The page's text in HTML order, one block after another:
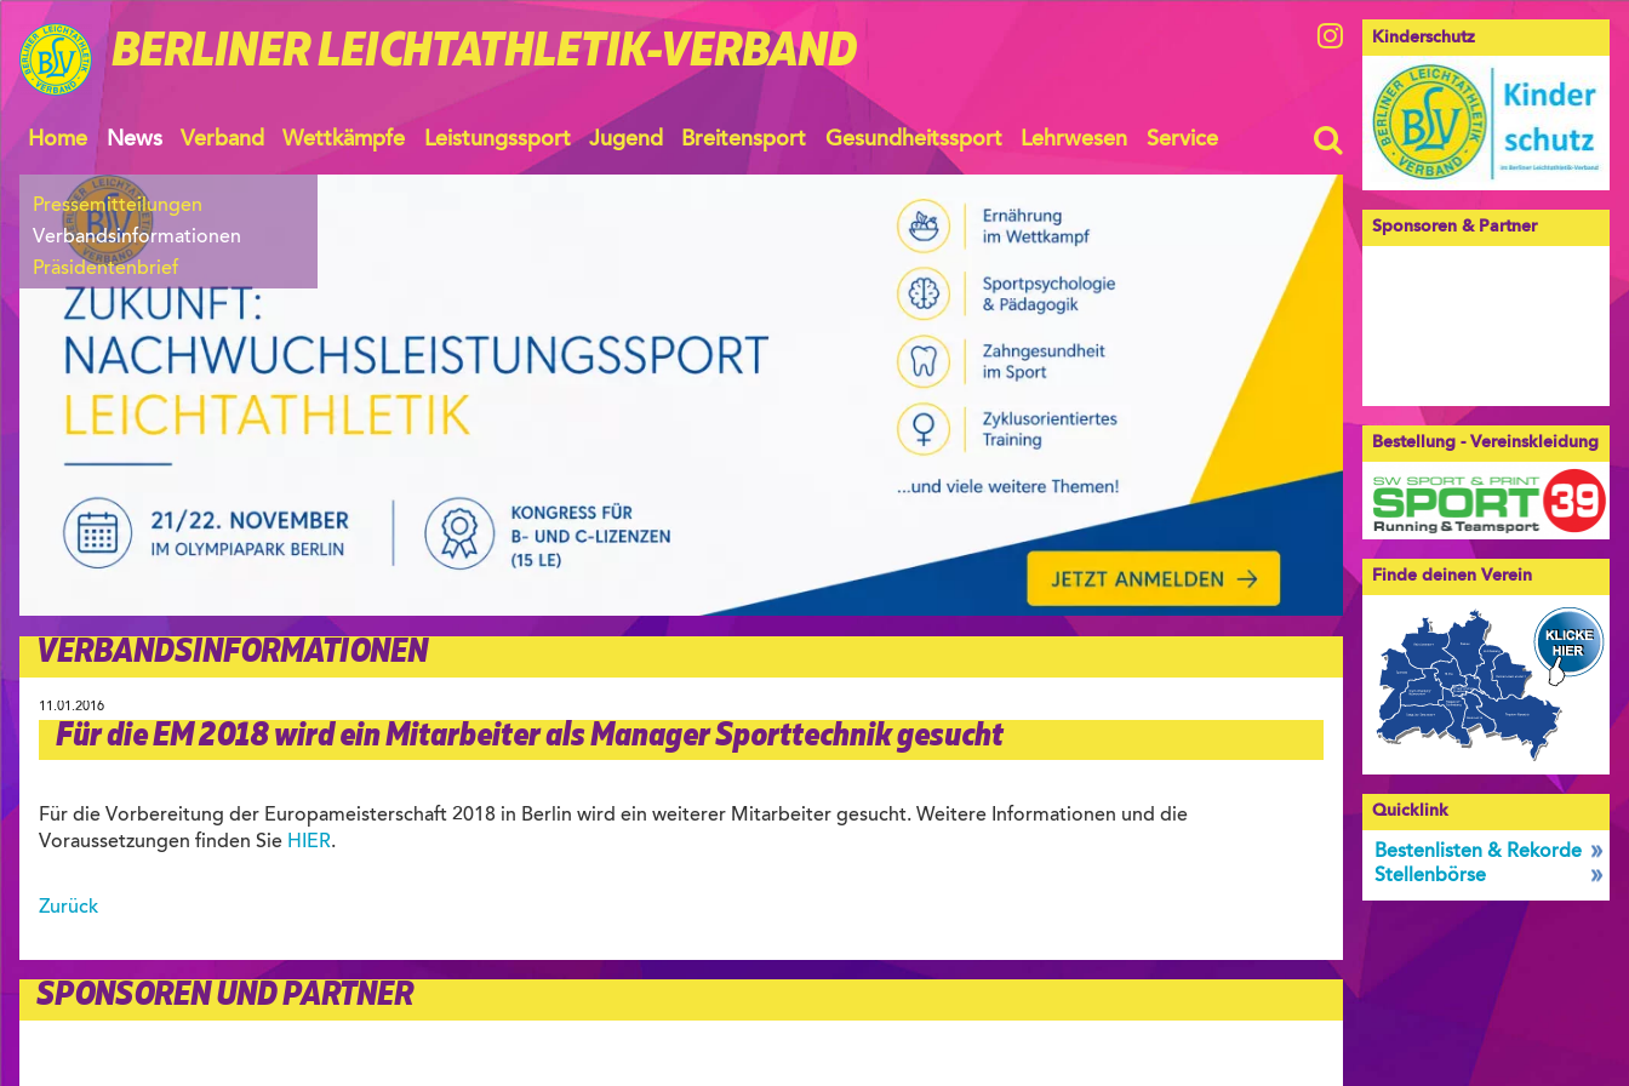
BERLINERLEICHTATHLETIK-VERBAND
Home News Verband Wettkämpfe Leistungssport Jugend Breitensport Gesundheitssport Lehrwesen Service
Pressemitteilungen
Verbandsinformationen
Präsidentenbrief
VERBANDSINFORMATIONEN
11.01.2016
Für die EM 2018 wird ein Mitarbeiter als Manager Sporttechnik gesucht
Für die Vorbereitung der Europameisterschaft 2018 in Berlin wird ein weiterer Mitarbeiter gesucht. Weitere Informationen und die
Voraussetzungen finden Sie HIER.
Zurück
SPONSOREN UND PARTNER
Kinderschutz
Sponsoren & Partner
Bestellung - Vereinskleidung
Finde deinen Verein
Quicklink
Bestenlisten & Rekorde
Stellenbörse